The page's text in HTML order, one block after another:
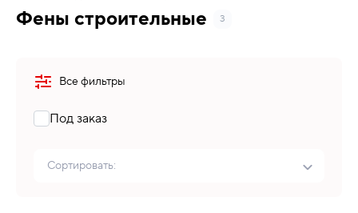
Фены строительные 3
Все фильтры
Под заказ
Сортировать: